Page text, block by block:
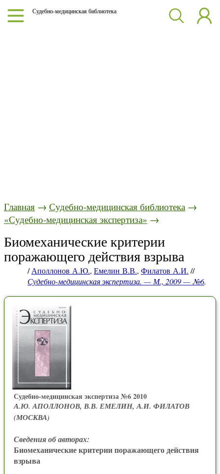
Судебно-медицинская библиотека
Главная → Судебно-медицинская библиотека →
«Судебно-медицинская экспертиза» →
Биомеханические критерии
поражающего действия взрыва
/Аполлонов А.Ю., Емелин В.В., Филатов А.И. //
Судебно-медицинская экспертиза. — М., 2009 — №6.
Судебно-медицинская экспертиза №6 2010
А.Ю. АПОЛЛОНОВ, В.В. ЕМЕЛИН, А.И. ФИЛАТОВ
(МОСКВА)
Сведения об авторах:
Биомеханические критерии поражающего действия
взрыва